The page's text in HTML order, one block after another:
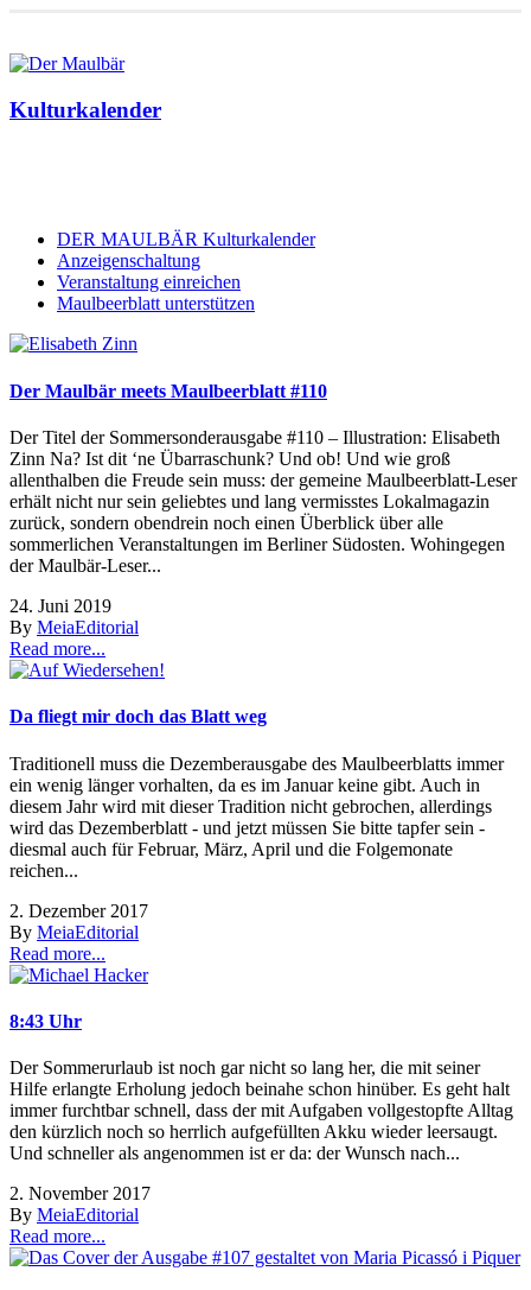
Kulturkalender
DER MAULBÄR Kulturkalender
Anzeigenschaltung
Veranstaltung einreichen
Maulbeerblatt unterstützen
Der Maulbär meets Maulbeerblatt #110
Der Titel der Sommersonderausgabe #110 – Illustration: Elisabeth
Zinn Na? Ist dit ‘ne Übarraschunk? Und ob! Und wie groß
allenthalben die Freude sein muss: der gemeine Maulbeerblatt-Leser
erhält nicht nur sein geliebtes und lang vermisstes Lokalmagazin
zurück, sondern obendrein noch einen Überblick über alle
sommerlichen Veranstaltungen im Berliner Südosten. Wohingegen
der Maulbär-Leser...
24. Juni 2019
By MeiaEditorial
Read more...
Da fliegt mir doch das Blatt weg
Traditionell muss die Dezemberausgabe des Maulbeerblatts immer
ein wenig länger vorhalten, da es im Januar keine gibt. Auch in
diesem Jahr wird mit dieser Tradition nicht gebrochen, allerdings
wird das Dezemberblatt - und jetzt müssen Sie bitte tapfer sein -
diesmal auch für Februar, März, April und die Folgemonate
reichen...
2. Dezember 2017
By MeiaEditorial
Read more...
8:43 Uhr
Der Sommerurlaub ist noch gar nicht so lang her, die mit seiner
Hilfe erlangte Erholung jedoch beinahe schon hinüber. Es geht halt
immer furchtbar schnell, dass der mit Aufgaben vollgestopfte Alltag
den kürzlich noch so herrlich aufgefüllten Akku wieder leersaugt.
Und schneller als angenommen ist er da: der Wunsch nach...
2. November 2017
By MeiaEditorial
Read more...